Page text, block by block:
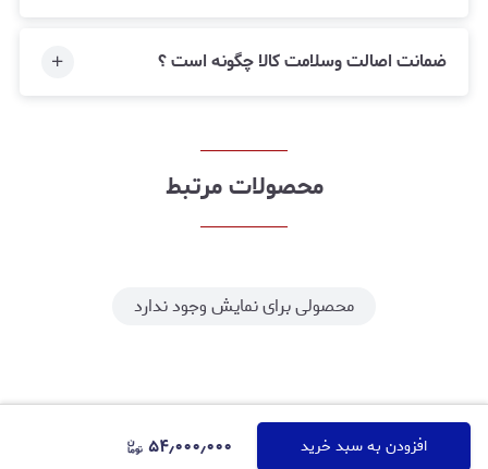
افزودن به سبد خرید ۵۴٫۰۰۰٫۰۰۰
ضمانت اصالت وسلامت کالا چگونه است ؟
محصولات مرتبط
محصولی برای نمایش وجود ندارد